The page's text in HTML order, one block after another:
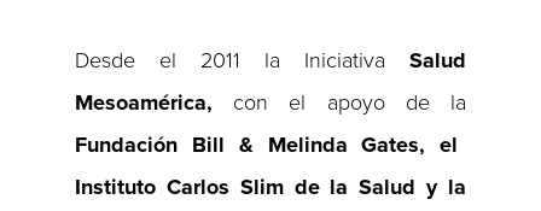
Desde el 2011 la Iniciativa Salud
Mesoamérica, con el apoyo de la
Fundación Bill & Melinda Gates, el
Instituto Carlos Slim de la Salud y la